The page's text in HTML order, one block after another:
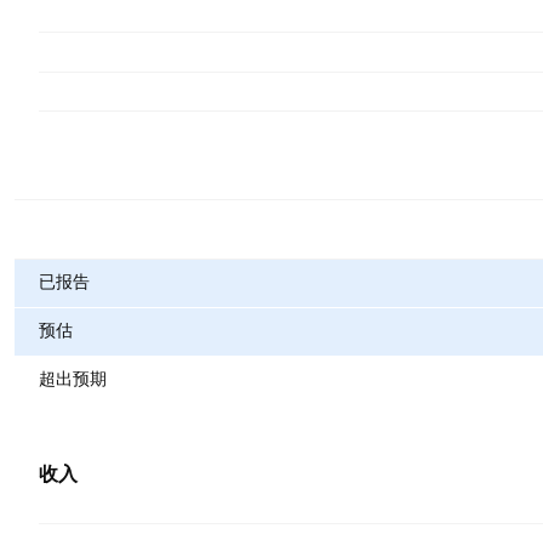
已报告
预估
超出预期
收入